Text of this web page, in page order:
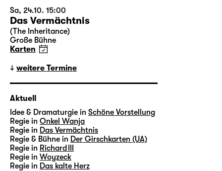
Sa, 24.10. 15:00
Das Vermächtnis
(The Inheritance)
Große Bühne
Karten
weitere Termine
Aktuell
Idee & Dramaturgie in Schöne Vorstellung
Regie in Onkel Wanja
Regie in Das Vermächtnis
Regie & Bühne in Der Girschkarten (UA)
Regie in Richard III
Regie in Woyzeck
Regie in Das kalte Herz